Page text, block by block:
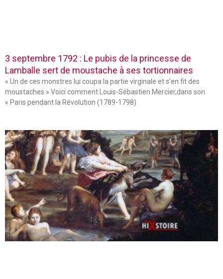
3 septembre 1792 : Le pubis de la princesse de
Lamballe sert de moustache à ses tortionnaires
« Un de ces monstres lui coupa la partie virginale et s’en fit des
moustaches » Voici comment Louis-Sébastien Mercier,dans son
« Paris pendant la Révolution (1789-1798)